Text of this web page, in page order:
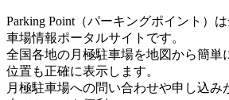
Parking Point（パーキングポイント）
車場情報ポータルサイトです。
全国各地の月極駐車場を地図から簡単
位置も正確に表示します。
月極駐車場への問い合わせや申し込み